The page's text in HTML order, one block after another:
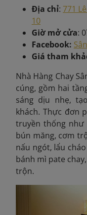
Địa chỉ: 771
10
Giờ mở cửa:
Facebook:
Giá tham
Nhà Hàng Chay
cúng, gồm hai
sáng dịu nhẹ,
khách. Thực đơn
truyền thống như
bún măng, cơm
nấu ngót, lẩu
bánh mì pate
trộn.